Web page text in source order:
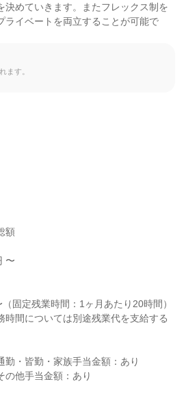
決めていきます。またフレックス制を
ライベートを両立することが可能で
ます。
額
〜
固定残業時間：1ヶ月あたり20時間）
時間については別途残業代を支給する
勤・皆勤・家族手当金額：あり
の他手当金額：あり